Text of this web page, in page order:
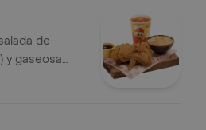
de
y gaseosa